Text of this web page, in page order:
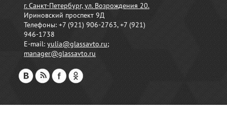
г. Санкт-Петербург, ул. Возрождения 20.
Ириновский проспект 9Д
Телефоны:+7 (921) 906-2763, +7 (921)
946-1738
E-mail:yulia@glassavto.ru;
manager@glassavto.ru